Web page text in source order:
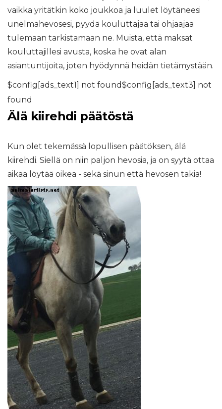
vaikka yritätkin koko joukkoa ja luulet löytäneesi
unelmahevosesi, pyydä kouluttajaa tai ohjaajaa
tulemaan tarkistamaan ne. Muista, että maksat
kouluttajillesi avusta, koska he ovat alan
asiantuntijoita, joten hyödynnä heidän tietämystään.
$config[ads_text1] not found$config[ads_text3] not
found
Älä kiirehdi päätöstä
Kun olet tekemässä lopullisen päätöksen, älä
kiirehdi. Siellä on niin paljon hevosia, ja on syytä ottaa
aikaa löytää oikea - sekä sinun että hevosen takia!